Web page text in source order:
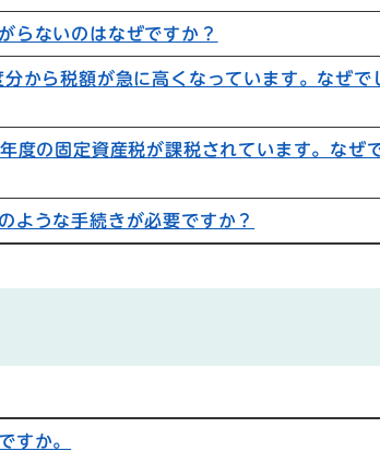
らないのはなぜですか？
から税額が急に高くなっています。なぜで
度の固定資産税が課税されています。なぜ
ような手続きが必要ですか？
すか。